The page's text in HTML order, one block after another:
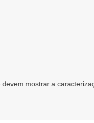
mostrar a